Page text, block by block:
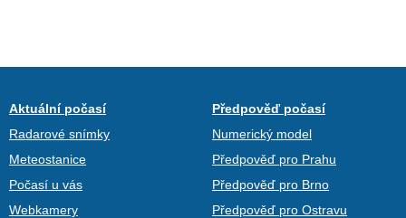
Aktuální počasí
Radarové snímky
Meteostanice
Počasí u vás
Webkamery
Předpověď počasí
Numerický model
Předpověď pro Prahu
Předpověď pro Brno
Předpověď pro Ostravu